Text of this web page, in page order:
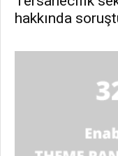
hakkında